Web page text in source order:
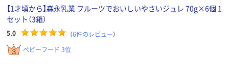
【1才頃から】森永乳業 フルーツでおいしいやさいジュレ 70g×6個 1
セット（3箱）
5.0 （6件のレビュー）
ベビーフード 3位